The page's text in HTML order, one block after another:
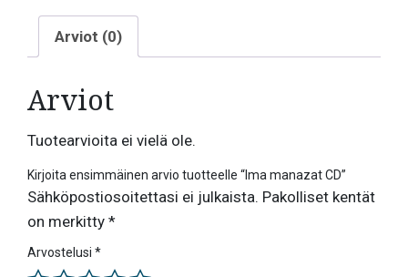
Arviot (0)
Arviot
Tuotearvioita ei vielä ole.
Kirjoita ensimmäinen arvio tuotteelle “Ima manazat CD”
Sähköpostiosoitettasi ei julkaista. Pakolliset kentät
on merkitty *
Arvostelusi *